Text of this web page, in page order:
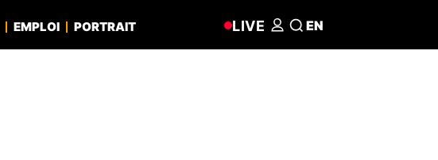
EMPLOI PORTRAIT LIVE EN